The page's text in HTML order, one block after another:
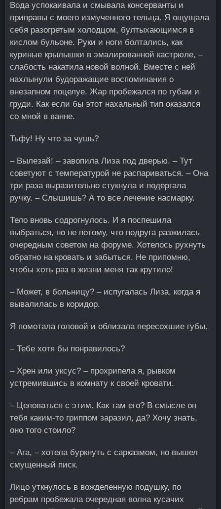
Вода успокаивала и смывала консерванты и
приправы с моего измученного тельца. Я ощущала
себя разогретым холодцом, бултыхающимся в
кислом бульоне. Руки и ноги болтались, как
куриные крылышки в эмалированной кастрюле, –
слабость накатила новой волной. Вместе с ней
нахлынули будоражащие воспоминания о
внезапном поцелуе. Жар пробежался по губам и
груди. Как если бы этот нахальный тип оказался
со мной в ванне.
Тьфу! Ну что за чушь?
– Вылезай! – завопила Лиза под дверью. – Тут
советуют с температурой не распариваться. – Она
три раза выразительно стукнула и подергала
ручку. – Слышишь? А то все лечение насмарку.
Тело вновь содрогнулось. И я поспешила
выбраться, но не потому, что подруга разжилась
очередным советом на форуме. Хотелось рухнуть
обратно на кровать и забыться. Не припомню,
чтобы хоть раз в жизни меня так крутило!
– Может, в больницу? – испугалась Лиза, когда я
вывалилась в коридор.
Я помотала головой и облизала пересохшие губы.
– Тебе хотя бы понравилось?
– Хрен или уксус? – прохрипела я, рывком
устремившись в комнату к своей кровати.
– Целоваться с этим. Как там его? В смысле он
тебя каким-то гриппом заразил, да? Хочу знать,
оно того стоило?
– Ага, – хотела буркнуть с сарказмом, но вышел
смущенный писк.
Лицо уткнулось в вожделенную подушку, по
ребрам пробежала очередная волна кусачих